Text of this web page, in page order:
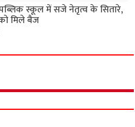
पब्लिक स्कूल में सजे नेतृत्व के सितारे,
को मिले बैज